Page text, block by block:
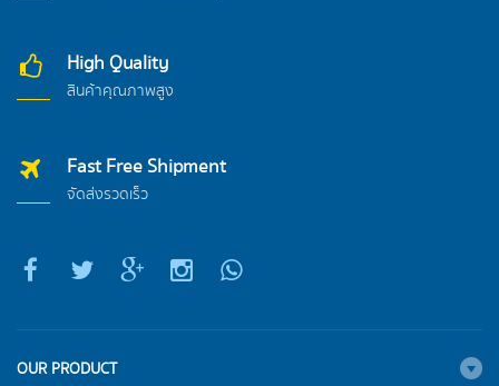
High Quality
สินค้าคุณภาพสูง
Fast Free Shipment
จัดส่งรวดเร็ว
OUR PRODUCT